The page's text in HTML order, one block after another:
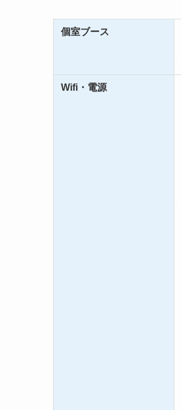
個室ブース
Wifi・電源